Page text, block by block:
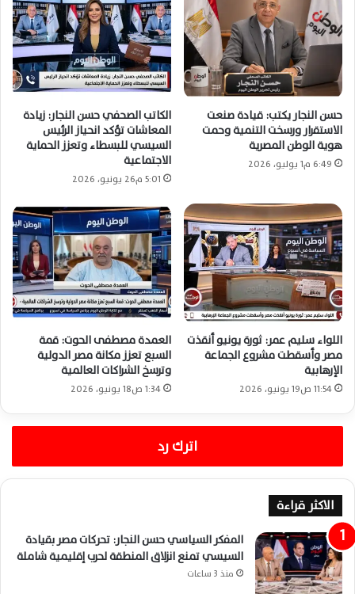
حسن النجار يكتب: قيادة صنعت
الاستقرار ورسخت التنمية وحمت
هوية الوطن المصرية
6:49 م1 يوليو، 2026
الكاتب الصحفي حسن النجار: زيادة
المعاشات تؤكد انحياز الرئيس
السيسي للبسطاء وتعزز الحماية
الاجتماعية
5:01 م26 يونيو، 2026
اللواء سليم عمر: ثورة يونيو أنقذت
مصر وأسقطت مشروع الجماعة
الإرهابية
11:54 ص19 يونيو، 2026
العمدة مصطفى الحوت: قمة
السبع تعزز مكانة مصر الدولية
وترسخ الشراكات العالمية
1:34 ص18 يونيو، 2026
اترك رد
الاكثر قراءة
المفكر السياسي حسن النجار: تحركات مصر بقيادة
السيسي تمنع انزلاق المنطقة لحرب إقليمية شاملة
منذ 3 ساعات